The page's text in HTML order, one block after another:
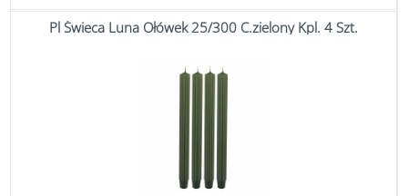
Pl Świeca Luna Ołówek 25/300 C.zielony Kpl. 4 Szt.